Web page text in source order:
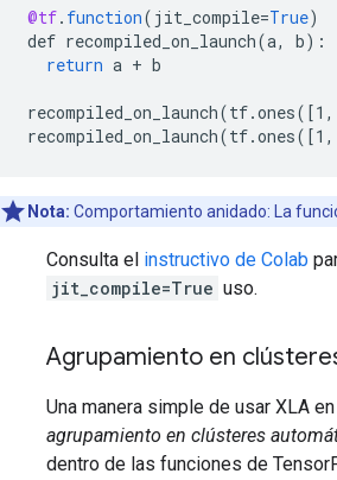
@tf. function( jit_compile=True)
def recompiled_on_launch(a, b) :
return a + b
recompiled_on_launch(tf.ones( [
recompiled_on_launch(tf.ones( [1,
Nota: Comportamiento anidado: La
Consulta el instructivo de Colab
jit_compile=True uso.
Agrupamiento en
Una manera simple de usar XLA
agrupamiento en clústeres
dentro de las funciones de